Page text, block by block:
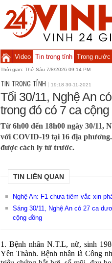
Video Tin trong tỉnh Trong nước
Thời gian: Thứ Sáu 7/8/2026 09:14 PM
TIN TRONG TỈNH 19:18 30-11-2021
Tối 30/11, Nghệ An
trong đó có 7 ca
Từ 6h00 đến 18h00 ngày 30/11,
với COVID-19 tại 16 địa
được cách ly từ trước.
TIN LIÊN QUAN
Nghệ An: F1 chưa tiêm vắc xin
Sáng 30/11, Nghệ An có 27 ca
cộng đồng
1. Bệnh nhân N.T.L, nữ, sinh
Yên Thành. Bệnh nhân là Công